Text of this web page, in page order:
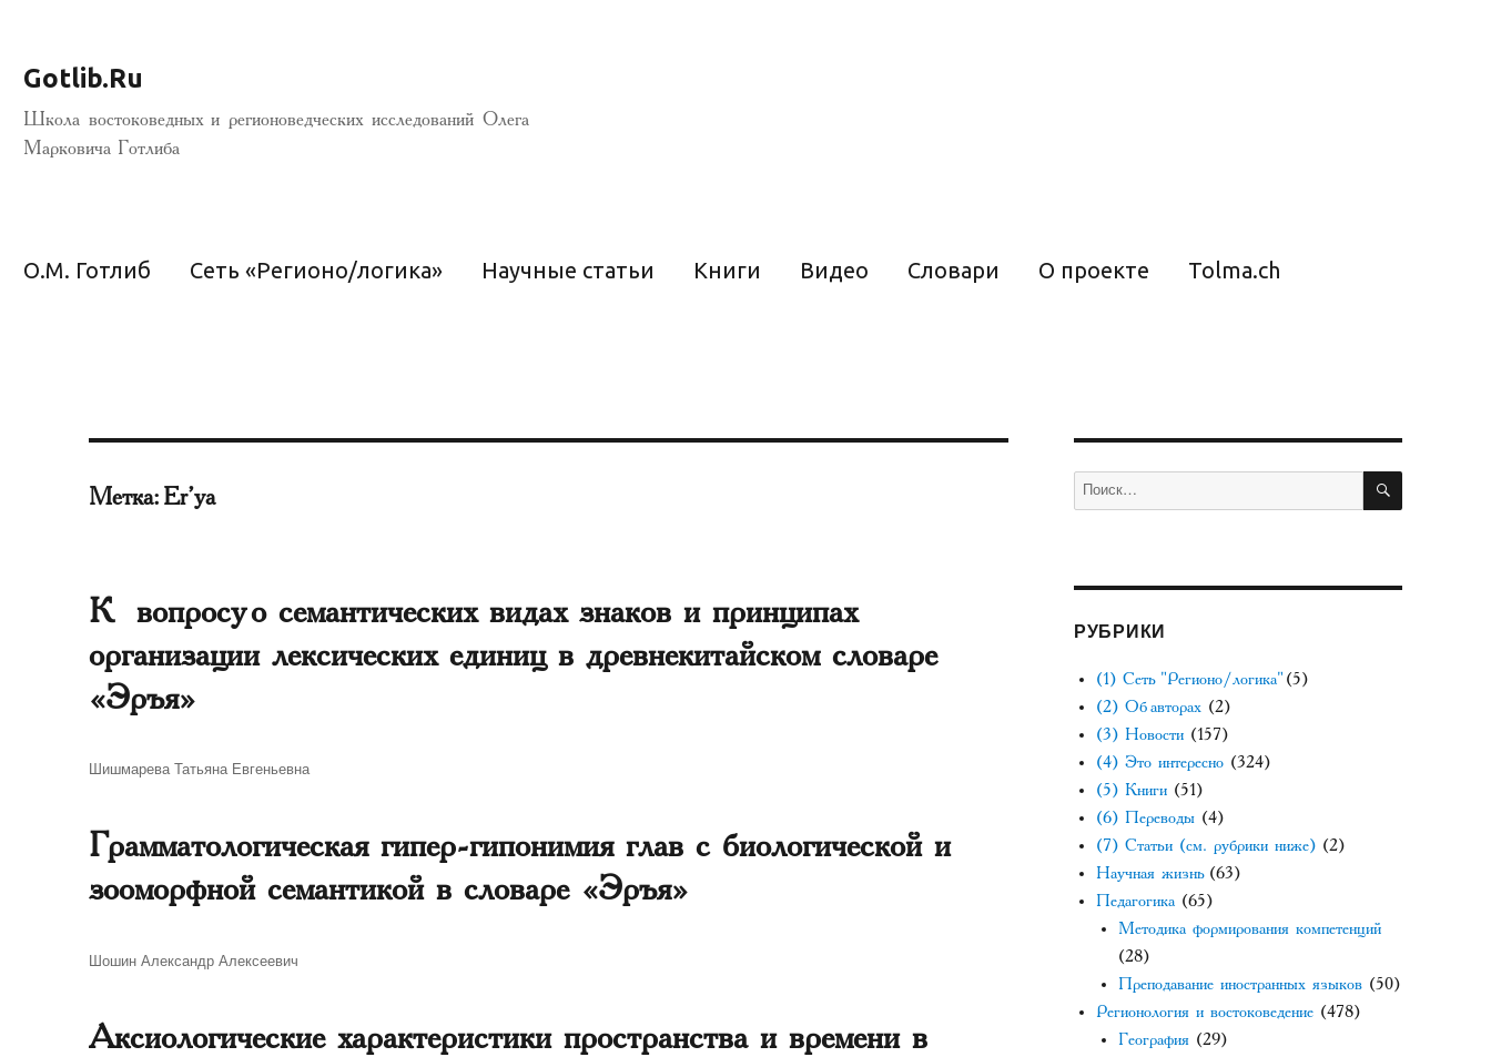
Gotlib.Ru
Школа востоковедных и регионоведческих исследований Олега
Марковича Готлиба
О.М. Готлиб Сеть «Регионо/логика» Научные статьи Книги Видео Словари О проекте Tolma.ch
Метка: Er’ya
К вопросу о семантических видах знаков и принципах
организации лексических единиц в древнекитайском словаре
«Эръя»
Автор
Шишмарева Татьяна Евгеньевна
Грамматологическая гипер-гипонимия глав с биологической и
зооморфной семантикой в словаре «Эръя»
Автор
Шошин Александр Алексеевич
Аксиологические характеристики пространства и времени в
Искать: ПОИСК
РУБРИКИ
(1) Сеть "Регионо/логика"(5)
(2) Об авторах(2)
(3) Новости(157)
(4) Это интересно(324)
(5) Книги(51)
(6) Переводы(4)
(7) Статьи (см. рубрики ниже)(2)
Научная жизнь(63)
Педагогика(65)
Методика формирования компетенций
(28)
Преподавание иностранных языков(50)
Регионология и востоковедение(478)
География(29)